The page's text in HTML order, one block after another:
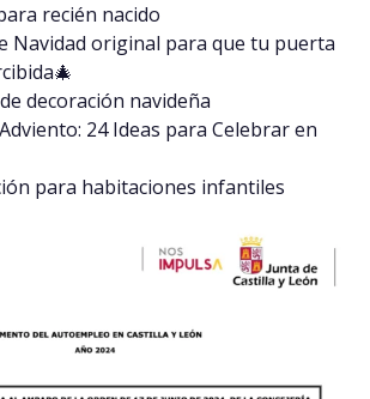
recién nacido
Navidad original para que tu puerta
decoración navideña
24 Ideas para Celebrar en
para habitaciones infantiles